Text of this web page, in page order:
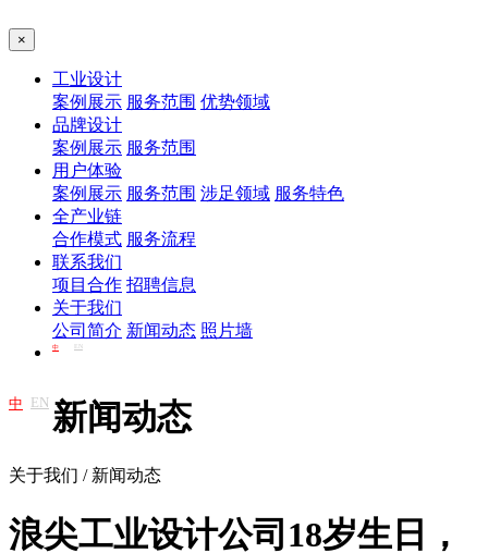
×
工业设计
案例展示 服务范围 优势领域
品牌设计
案例展示 服务范围
用户体验
案例展示 服务范围 涉足领域 服务特色
全产业链
合作模式 服务流程
联系我们
项目合作 招聘信息
关于我们
公司简介 新闻动态 照片墙
中 EN
中 EN 新闻动态
关于我们 / 新闻动态
浪尖工业设计公司18岁生日，